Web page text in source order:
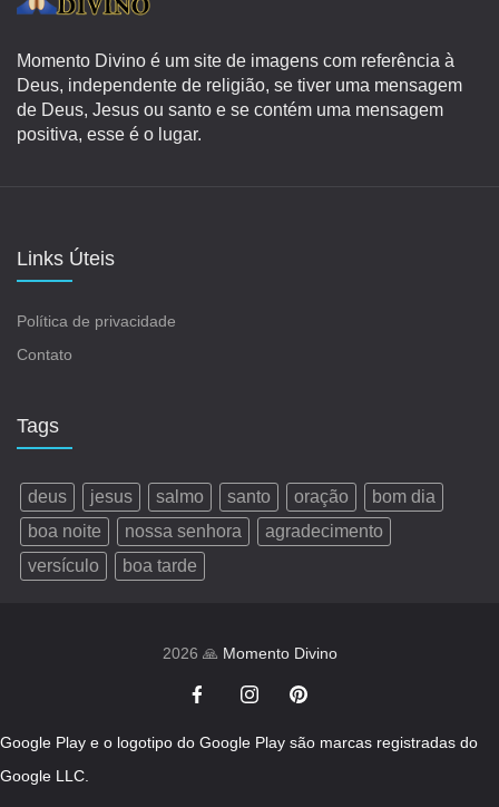
Momento Divino é um site de imagens com referência à
Deus, independente de religião, se tiver uma mensagem
de Deus, Jesus ou santo e se contém uma mensagem
positiva, esse é o lugar.
Links Úteis
Política de privacidade
Contato
Tags
deus jesus salmo santo oração
bom dia
boa noite
nossa senhora
agradecimento
versículo
boa tarde
2026 🙏 Momento Divino
Google Play e o logotipo do Google Play são marcas registradas do
Google LLC.